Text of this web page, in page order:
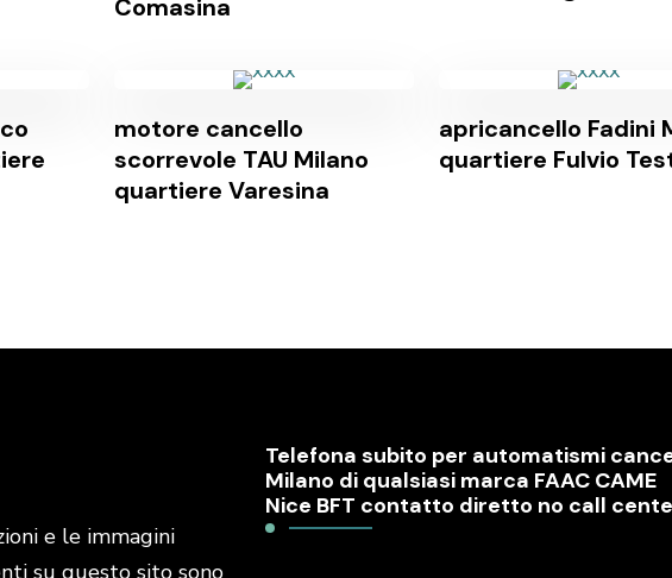
Comasina
motore cancello
scorrevole TAU Milano
quartiere Varesina
apricancello Fadini
quartiere Fulvio
e le immagini
su questo sito sono
Telefona subito per automatismi
Milano di qualsiasi marca FAAC CAME
Nice BFT contatto diretto no call